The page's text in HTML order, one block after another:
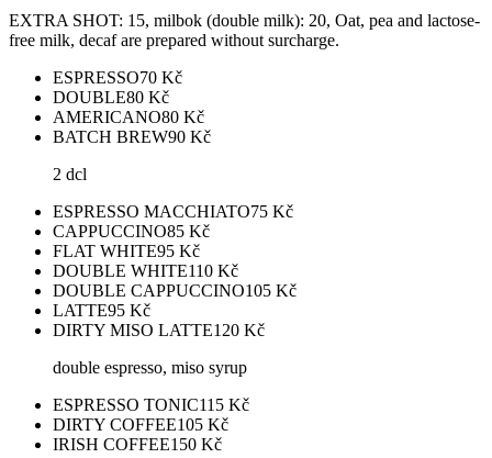
EXTRA SHOT: 15, milbok (double milk): 20, Oat, pea and lactose-
free milk, decaf are prepared without surcharge.
ESPRESSO70 Kč
DOUBLE80 Kč
AMERICANO80 Kč
BATCH BREW90 Kč
2 dcl
ESPRESSO MACCHIATO75 Kč
CAPPUCCINO85 Kč
FLAT WHITE95 Kč
DOUBLE WHITE110 Kč
DOUBLE CAPPUCCINO105 Kč
LATTE95 Kč
DIRTY MISO LATTE120 Kč
double espresso, miso syrup
ESPRESSO TONIC115 Kč
DIRTY COFFEE105 Kč
IRISH COFFEE150 Kč